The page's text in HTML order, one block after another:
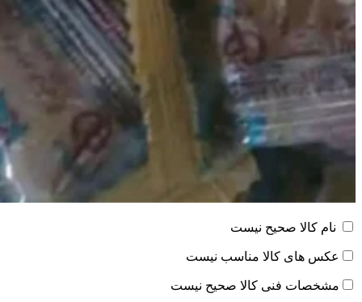
نام کالا صحیح نیست
عکس های کالا مناسب نیست
مشخصات فنی کالا صحیح نیست